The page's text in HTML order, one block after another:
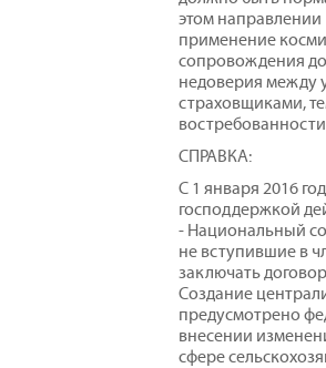
этом
применение
сопровождения
недоверия между
страховщиками,
СПРАВКА:
С 1 января 2016
господдержкой
- Национальный
не вступившие в
заключать
Создание
предусмотрено
внесении
сфере